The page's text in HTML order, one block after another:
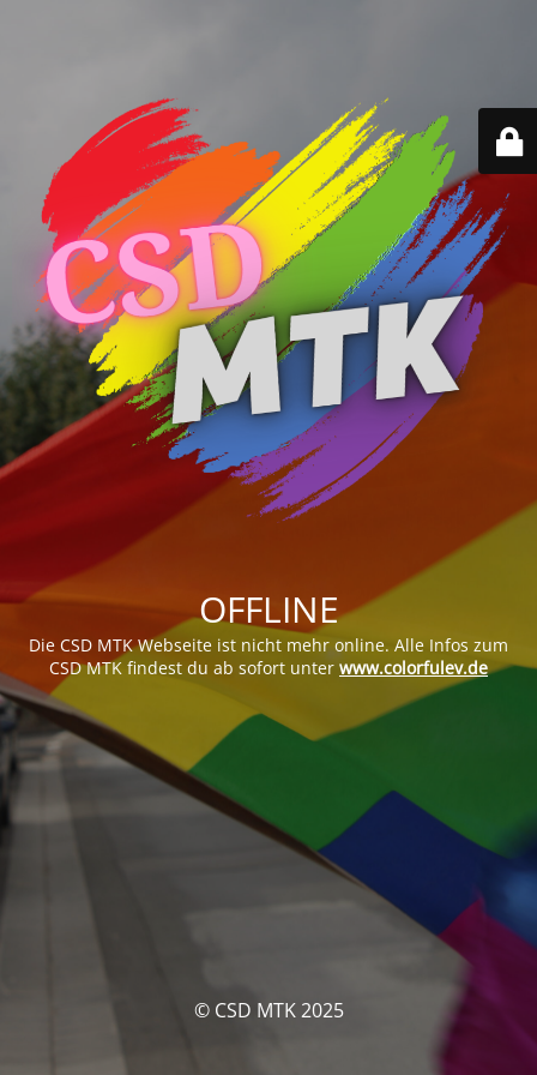
OFFLINE
Die CSD MTK Webseite ist nicht mehr online. Alle Infos zum
CSD MTK findest du ab sofort unter www.colorfulev.de
© CSD MTK 2025